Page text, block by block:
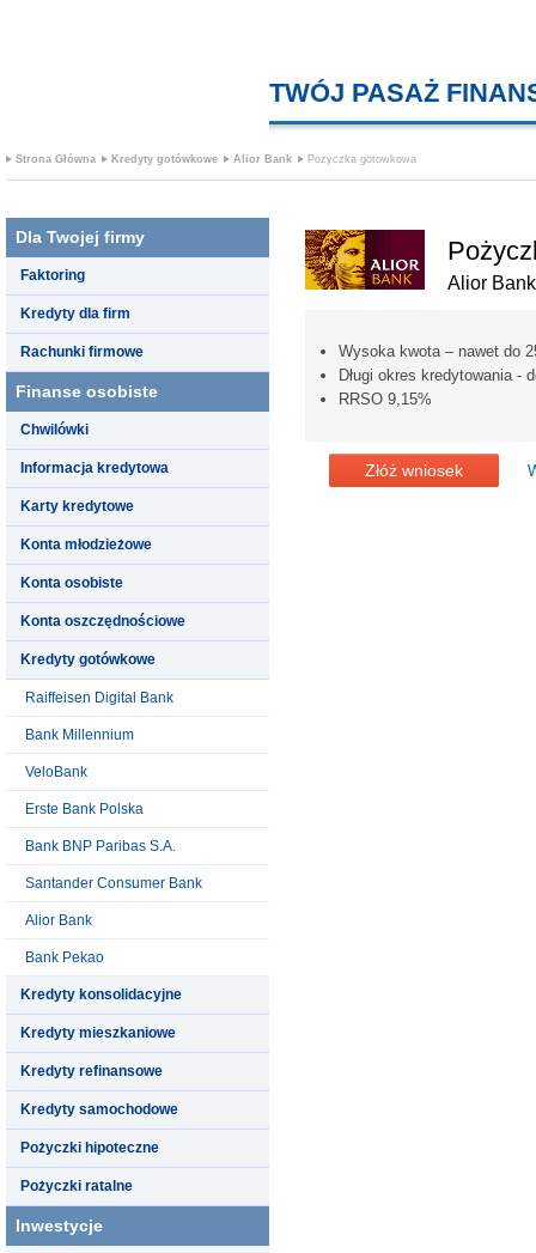
TWÓJ PASAŻ
Strona Główna Kredyty gotówkowe Alior Bank Pozyczka gotowkowa
Dla Twojej firmy
Faktoring
Kredyty dla firm
Rachunki firmowe
Finanse osobiste
Chwilówki
Informacja kredytowa
Karty kredytowe
Konta młodzieżowe
Konta osobiste
Konta oszczędnościowe
Kredyty gotówkowe
Raiffeisen Digital Bank
Bank Millennium
VeloBank
Erste Bank Polska
Bank BNP Paribas S.A.
Santander Consumer Bank
Alior Bank
Bank Pekao
Kredyty konsolidacyjne
Kredyty mieszkaniowe
Kredyty refinansowe
Kredyty samochodowe
Pożyczki hipoteczne
Pożyczki ratalne
Inwestycje
Alior Bank
Wysoka kwota – nawet do
Długi okres kredytowania -
RRSO 9,15%
Złóż wniosek